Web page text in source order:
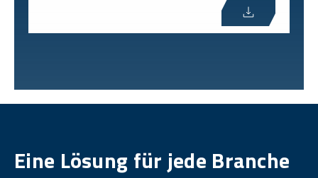
Eine Lösung für jede Branche